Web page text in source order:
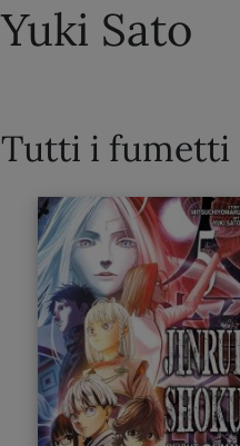
Yuki Sato
Tutti i fumetti